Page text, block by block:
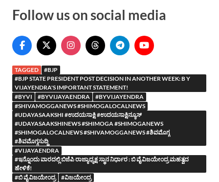
Follow us on social media
TAGGED
#BJP
#BJP STATE PRESIDENT POST DECISION IN ANOTHER WEEK: B Y
VIJAYENDRA'S IMPORTANT STATEMENT!
#BYVI
#BYVIJAYAENDRA
#BYVIJAYENDRA
#SHIVAMOGGANEWS #SHIMOGALOCALNEWS
#UDAYASAAKSHI #ಉದಯಸಾಕ್ಷಿ #ಉದಯಸಾಕ್ಷಿನ್ಯೂಸ್
#UDAYASAAKSHINEWS #SHIMOGA #SHIMOGANEWS
#SHIMOGALOCALNEWS #SHIVAMOGGANEWS #ಶಿವಮೊಗ್ಗ
#ಶಿವಮೊಗ್ಗಸುದ್ದಿ
#VIJAYAENDRA
#ಇನ್ನೊಂದು ವಾರದಲ್ಲಿ ಬಿಜೆಪಿ ರಾಜ್ಯಾಧ್ಯಕ್ಷ ಸ್ಥಾನ ನಿರ್ಧಾರ : ಬಿ ವೈ ವಿಜಯೇಂದ್ರ ಮಹತ್ವದ
ಹೇಳಿಕೆ!
#ಬಿ ವೈ ವಿಜಯೇಂದ್ರ
#ವಿಜಯೇಂದ್ರ